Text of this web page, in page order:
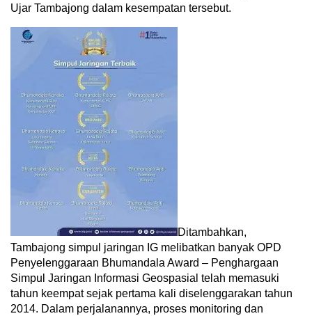
Ujar Tambajong dalam kesempatan tersebut.
Ditambahkan,
Tambajong simpul jaringan IG melibatkan banyak OPD
Penyelenggaraan Bhumandala Award – Penghargaan
Simpul Jaringan Informasi Geospasial telah memasuki
tahun keempat sejak pertama kali diselenggarakan tahun
2014. Dalam perjalanannya, proses monitoring dan